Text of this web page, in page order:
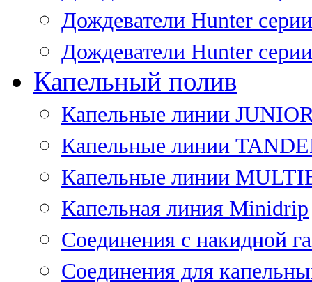
Дождеватели Hunter
Дождеватели Hunter
Капельный полив
Капельные линии
Капельные линии
Капельные линии
Капельная линия Minidrip
Соединения с накидной
Соединения для